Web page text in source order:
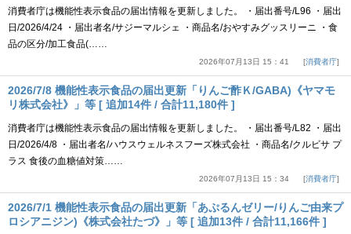
消費者庁は機能性表示食品の届出情報を更新しました。 ・届出番号/L96 ・届出
日/2026/4/24 ・届出者名/サジーマルシェ ・商品名/おやすみグッスリーニ ・食
品の区分/加工食品(……
2026年07月13日 15：41 消費者庁
2026/7/8 機能性表示食品の届出更新「りんご酢Ｋ/GABA)《ヤマモ
リ株式会社》」等 [ 追加14件 / 合計11,180件 ]
消費者庁は機能性表示食品の届出情報を更新しました。 ・届出番号/L82 ・届出
日/2026/4/8 ・届出者名/ハウスウェルネスフーズ株式会社 ・商品名/クルビサ プ
ラス 食後の血糖値対策……
2026年07月13日 15：34 消費者庁
2026/7/1 機能性表示食品の届出更新「あぷるんゼリー/りんご由来プ
ロシアニジン)《株式会社たづ》」等 [ 追加13件 / 合計11,166件 ]